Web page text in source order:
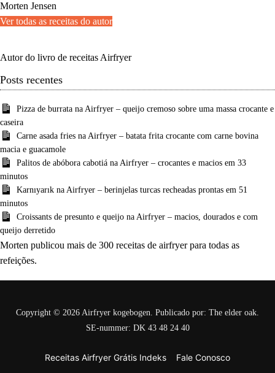
Morten Jensen
Ver todas as receitas do autor
Autor do livro de receitas Airfryer
Posts recentes
Pizza de burrata na Airfryer – queijo cremoso sobre uma massa crocante e
caseira
Carne asada fries na Airfryer – batata frita crocante com carne bovina
macia e guacamole
Palitos de abóbora cabotiá na Airfryer – crocantes e macios em 33
minutos
Karnıyarık na Airfryer – berinjelas turcas recheadas prontas em 51
minutos
Croissants de presunto e queijo na Airfryer – macios, dourados e com
queijo derretido
Morten publicou mais de 300 receitas de airfryer para todas as
refeições.
Copyright © 2026 Airfryer kogebogen. Publicado por: The elder oak.
SE-nummer: DK 43 48 24 40
Receitas Airfryer Grátis Indeks
Fale Conosco